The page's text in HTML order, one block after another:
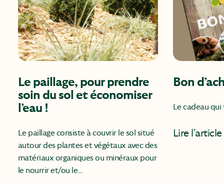
Le paillage, pour prendre
soin du sol et économiser
l’eau !
Le paillage consiste à couvrir le sol situé
autour des plantes et végétaux avec des
matériaux organiques ou minéraux pour
le nourrir et/ou le…
Bon
Le cadeau
Lire l'article